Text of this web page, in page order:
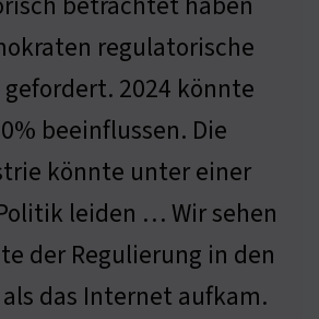
regulatorische
2024 könnte
beeinflussen. Die
könnte unter einer
leiden … Wir sehen
der Regulierung in den
das Internet aufkam.